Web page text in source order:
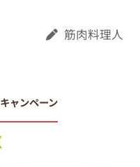
筋肉料理人
キャンペーン